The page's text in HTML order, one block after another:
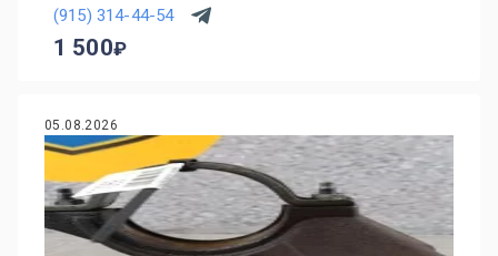
(915) 314-44-54
1 500
05.08.2026